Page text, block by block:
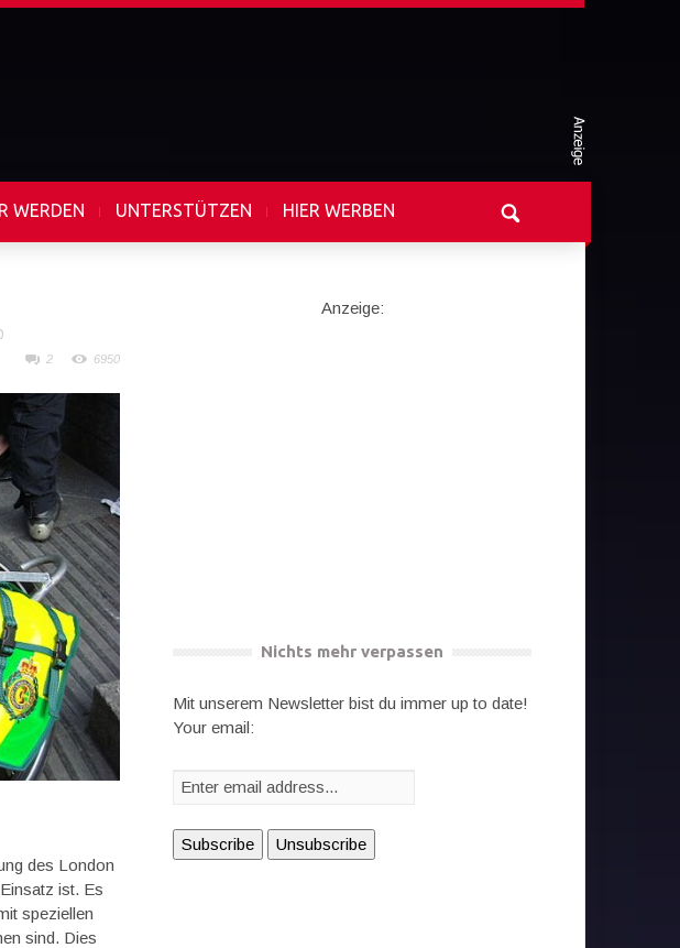
WERDEN UNTERSTÜTZEN HIER WERBEN
2 6950
des London
ist. Es
speziellen
sind. Dies
Anzeige:
Nichts mehr verpassen
Mit unserem Newsletter bist du immer up to date!
Your email: